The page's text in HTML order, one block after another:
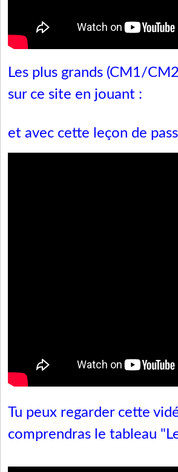
Les plus grands (CM1/
sur ce site en jouant :
et avec cette leçon de
Tu peux regarder cette
comprendras le tableau